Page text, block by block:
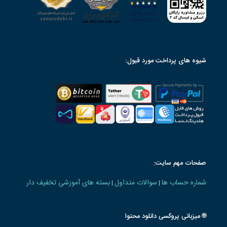
شیوه های پرداخت مورد قبول:
صفحات مهم سایت:
شماره حساب ها | سوالات متداول | بسته های آموزشی تخفیف دار
🌐 میزبانی پروکسی دانلود محتوا